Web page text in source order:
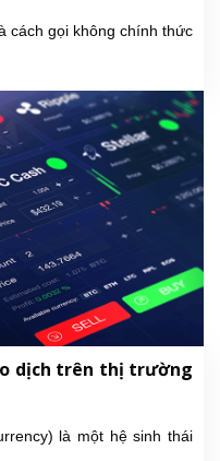
cách gọi không chính thức
dịch trên thị trường
là một hệ sinh thái